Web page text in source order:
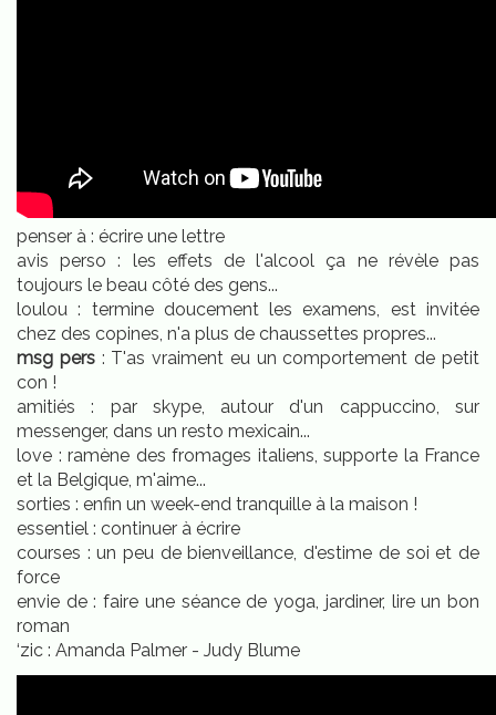
penser à : écrire une lettre
avis perso : les effets de l'alcool ça ne révèle pas
toujours le beau côté des gens...
loulou : termine doucement les examens, est invitée
chez des copines, n'a plus de chaussettes propres...
msg pers: T'as vraiment eu un comportement de petit
con !
amitiés : par skype, autour d'un cappuccino, sur
messenger, dans un resto mexicain...
love : ramène des fromages italiens, supporte la France
et la Belgique, m'aime...
sorties : enfin un week-end tranquille à la maison !
essentiel : continuer à écrire
courses : un peu de bienveillance, d'estime de soi et de
force
envie de : faire une séance de yoga, jardiner, lire un bon
roman
‘zic : Amanda Palmer - Judy Blume